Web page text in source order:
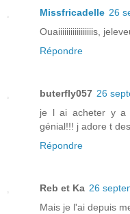
Missfricadelle 26
Ouaiiiiiiiiiiiiiiiiis,
Répondre
buterfly057 26
je l ai acheter y a
génial!!! j adore t
Répondre
Reb et Ka 26
Mais je l'ai depuis